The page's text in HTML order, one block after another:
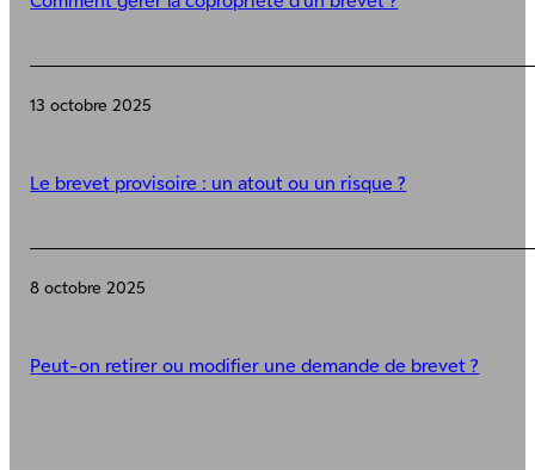
13 octobre 2025
Le brevet provisoire : un atout ou un risque ?
8 octobre 2025
Peut-on retirer ou modifier une demande de brevet ?